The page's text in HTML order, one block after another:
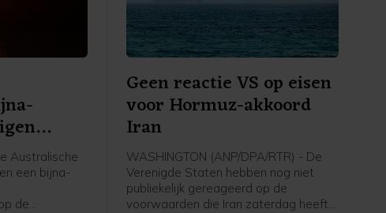
Australische
een bijna-
de
Geen reactie VS op eisen
voor Hormuz-akkoord
Iran
WASHINGTON (ANP/DPA/RTR) - De
Verenigde Staten hebben nog niet
publiekelijk gereageerd op de
voorwaarden die Iran zaterdag heeft